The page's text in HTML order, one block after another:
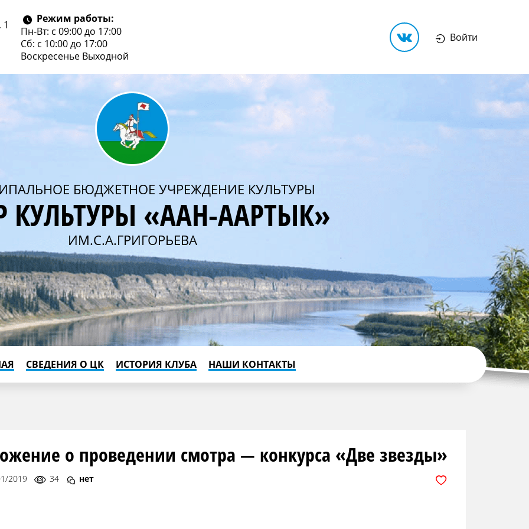
Режим работы:
Пн-Вт: с 09:00 до 17:00
Сб: с 10:00 до 17:00
Воскресенье Выходной
Войти
БЮДЖЕТНОЕ УЧРЕЖДЕНИЕ КУЛЬТУРЫ
КУЛЬТУРЫ «ААН-ААРТЫК»
ИМ.С.А.ГРИГОРЬЕВА
СВЕДЕНИЯ О ЦК ИСТОРИЯ КЛУБА НАШИ КОНТАКТЫ
о проведении смотра — конкурса «Две звезды»
2019 34 нет